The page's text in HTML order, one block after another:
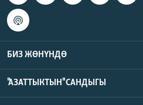
БИЗ ЖӨНҮНДӨ
"АЗАТТЫКТЫН" САНДЫГЫ